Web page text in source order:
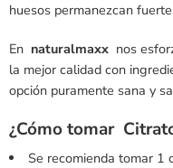
huesos permanezcan
En naturalmaxx nos
la mejor calidad con
opción puramente sana y
¿Cómo tomar
Se recomienda tomar 1